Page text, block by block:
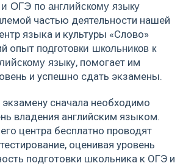
и ОГЭ по английскому языку
частью деятельности нашей
языка и культуры «Слово»
опыт подготовки школьников к
языку, помогает им
и успешно сдать экзамены.
сначала необходимо
владения английским языком.
центра бесплатно проводят
оценивая уровень
подготовки школьника к ОГЭ и